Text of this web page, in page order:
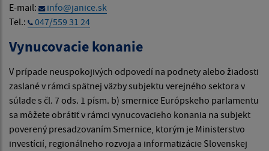
E-mail:
info@janice.sk
Tel.:
047/559 31 24
Vynucovacie konanie
V prípade neuspokojivých odpovedí na podnety alebo žiadosti
zaslané v rámci spätnej väzby subjektu verejného sektora v
súlade s čl. 7 ods. 1 písm. b) smernice Európskeho parlamentu
sa môžete obrátiť v rámci vynucovacieho konania na subjekt
poverený presadzovaním Smernice, ktorým je Ministerstvo
investícií, regionálneho rozvoja a informatizácie Slovenskej